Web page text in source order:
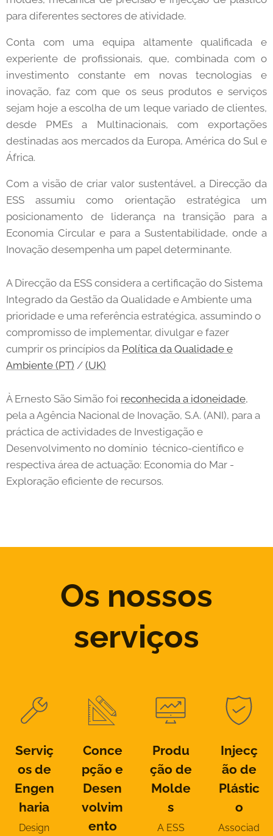
para diferentes sectores de atividade.
Conta com uma equipa altamente qualificada e
experiente de profissionais, que, combinada com o
investimento constante em novas tecnologias e
inovação, faz com que os seus produtos e serviços
sejam hoje a escolha de um leque variado de clientes,
desde PMEs a Multinacionais, com exportações
destinadas aos mercados da Europa, América do Sul e
África.
Com a visão de criar valor sustentável, a Direcção da
ESS assumiu como orientação estratégica um
posicionamento de liderança na transição para a
Economia Circular e para a Sustentabilidade, onde a
Inovação desempenha um papel determinante.
A Direcção da ESS considera a certificação do Sistema
Integrado da Gestão da Qualidade e Ambiente uma
prioridade e uma referência estratégica, assumindo o
compromisso de implementar, divulgar e fazer
cumprir os princípios da Política da Qualidade e
Ambiente (PT) / (UK)
À Ernesto São Simão foi reconhecida a idoneidade,
pela a Agência Nacional de Inovação, S.A. (ANI), para a
práctica de actividades de Investigação e
Desenvolvimento no domínio técnico-científico e
respectiva área de actuação: Economia do Mar -
Exploração eficiente de recursos.
Os nossos
serviços
Serviç
os de
Engen
haria
Design
Conce
pção e
Desen
volvim
ento
Produ
ção de
Molde
s
A ESS
Injecç
ão de
Plástic
o
Associad